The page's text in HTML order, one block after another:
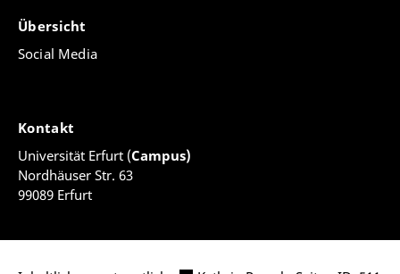
Übersicht
Social Media
Kontakt
Universität Erfurt (Campus)
Nordhäuser Str. 63
99089 Erfurt